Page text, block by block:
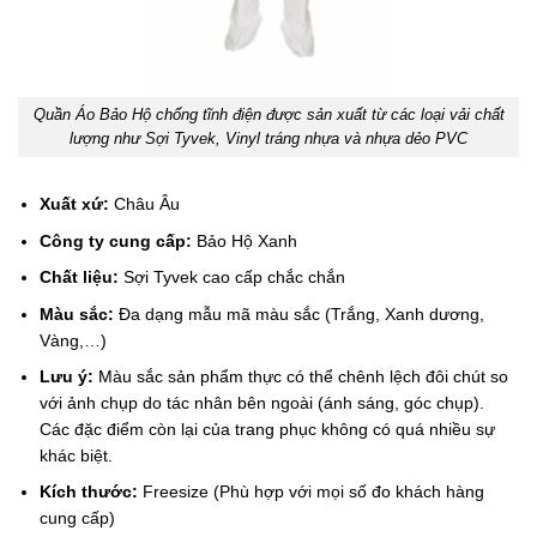
Quần Áo Bảo Hộ chống tĩnh điện được sản xuất từ các loại vải chất
lượng như Sợi Tyvek, Vinyl tráng nhựa và nhựa dẻo PVC
Xuất xứ:Châu Âu
Công ty cung cấp: Bảo Hộ Xanh
Chất liệu:Sợi Tyvek cao cấp chắc chắn
Màu sắc:Đa dạng mẫu mã màu sắc (Trắng, Xanh dương,
Vàng,…)
Lưu ý: Màu sắc sản phẩm thực có thể chênh lệch đôi chút so
với ảnh chụp do tác nhân bên ngoài (ánh sáng, góc chụp).
Các đặc điểm còn lại của trang phục không có quá nhiều sự
khác biệt.
Kích thước: Freesize (Phù hợp với mọi số đo khách hàng
cung cấp)